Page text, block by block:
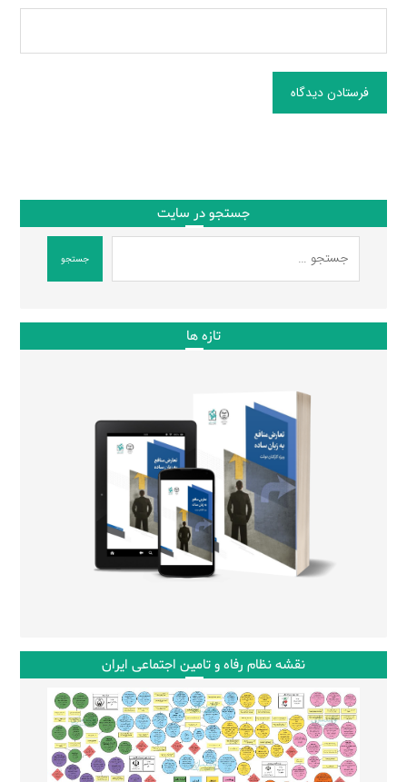
فرستادن دیدگاه
جستجو در سایت
جستجو
تازه ها
نقشه نظام رفاه و تامین اجتماعی ایران